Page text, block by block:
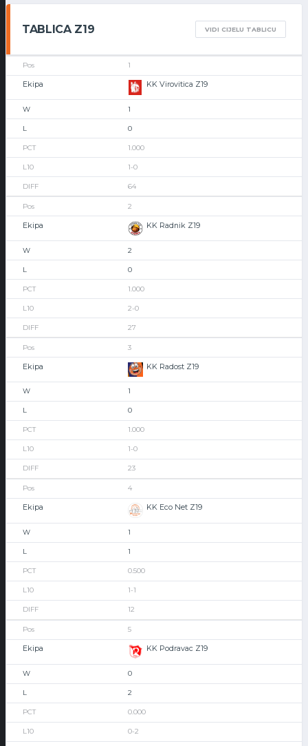
TABLICA Z19 VIDI CIJELU TABLICU
1
KK Virovitica Z19
1
0
1.000
1-0
64
2
KK Radnik Z19
2
0
1.000
2-0
27
3
KK Radost Z19
1
0
1.000
1-0
23
4
KK Eco Net Z19
1
1
0.500
1-1
12
5
KK Podravac Z19
0
2
0.000
0-2